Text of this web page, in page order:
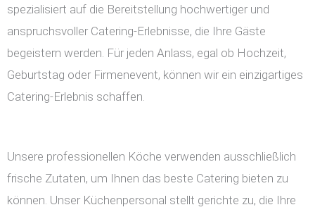
spezialisiert auf die Bereitstellung hochwertiger und
anspruchsvoller Catering-Erlebnisse, die Ihre Gäste
begeistern werden. Für jeden Anlass, egal ob Hochzeit,
Geburtstag oder Firmenevent, können wir ein einzigartiges
Catering-Erlebnis schaffen.
Unsere professionellen Köche verwenden ausschließlich
frische Zutaten, um Ihnen das beste Catering bieten zu
können. Unser Küchenpersonal stellt gerichte zu, die Ihre